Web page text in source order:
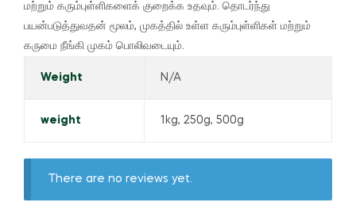
மற்றும் கரும்புள்ளிகளைக் குறைக்க உதவும். தொடர்ந்து
பயன்படுத்துவதன் மூலம், முகத்தில் உள்ள கரும்புள்ளிகள் மற்றும்
கருமை நீங்கி முகம் பொலிவடையும்.
Weight N/A
weight 1kg, 250g, 500g
There are no reviews yet.